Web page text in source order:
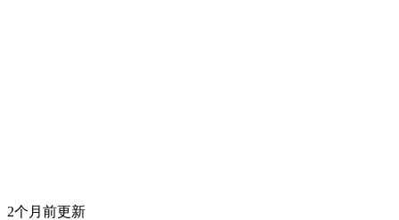
2个月前更新